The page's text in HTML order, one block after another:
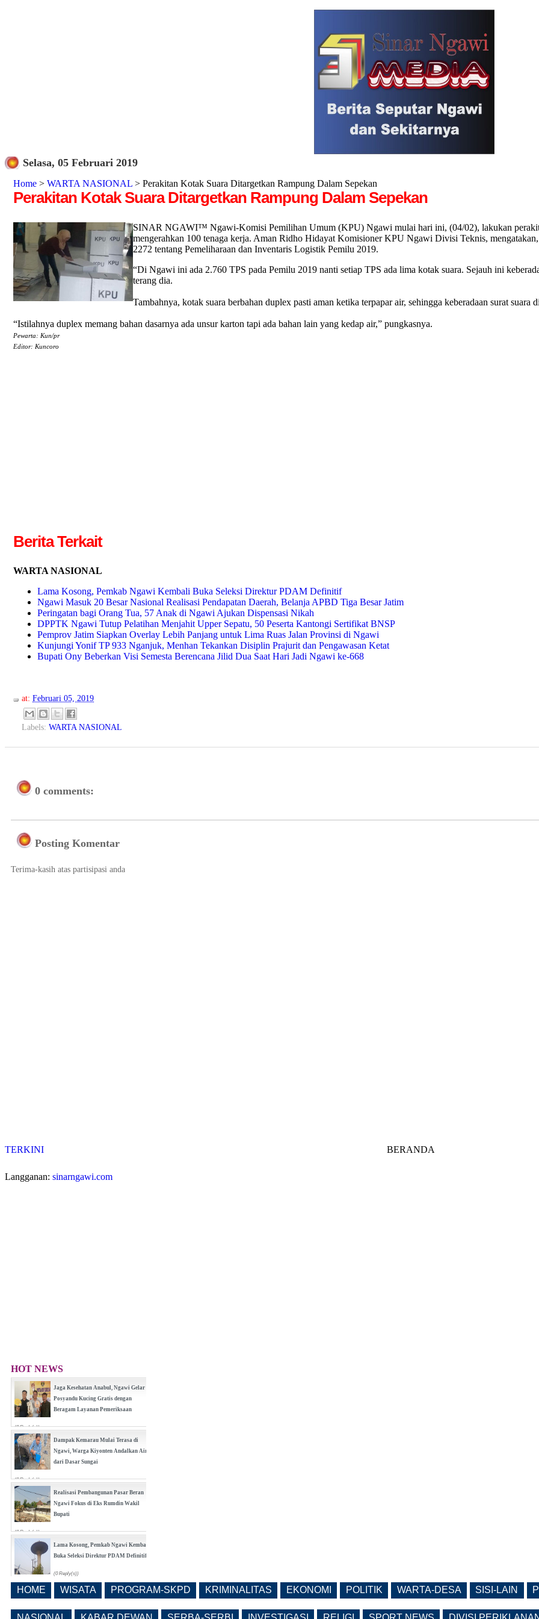
Selasa, 05 Februari 2019
Home > WARTA NASIONAL > Perakitan Kotak Suara Ditargetkan Rampung Dalam Sepekan
Perakitan Kotak Suara Ditargetkan Rampung Dalam Sepekan
SINAR NGAWI™ Ngawi-Komisi Pemilihan Umum (KPU) Ngawi mulai hari ini, (04/02), lakukan
mengerahkan 100 tenaga kerja. Aman Ridho Hidayat Komisioner KPU Ngawi Divisi Teknis,
2272 tentang Pemeliharaan dan Inventaris Logistik Pemilu 2019.
“Di Ngawi ini ada 2.760 TPS pada Pemilu 2019 nanti setiap TPS ada lima kotak suara. Sejauh ini
terang dia.
Tambahnya, kotak suara berbahan duplex pasti aman ketika terpapar air, sehingga keberadaan surat suara
“Istilahnya duplex memang bahan dasarnya ada unsur karton tapi ada bahan lain yang kedap air,” pungkasnya.
Pewarta: Kun/pr
Editor: Kuncoro
Berita Terkait
WARTA NASIONAL
Lama Kosong, Pemkab Ngawi Kembali Buka Seleksi Direktur PDAM Definitif
Ngawi Masuk 20 Besar Nasional Realisasi Pendapatan Daerah, Belanja APBD Tiga Besar Jatim
Peringatan bagi Orang Tua, 57 Anak di Ngawi Ajukan Dispensasi Nikah
DPPTK Ngawi Tutup Pelatihan Menjahit Upper Sepatu, 50 Peserta Kantongi Sertifikat BNSP
Pemprov Jatim Siapkan Overlay Lebih Panjang untuk Lima Ruas Jalan Provinsi di Ngawi
Kunjungi Yonif TP 933 Nganjuk, Menhan Tekankan Disiplin Prajurit dan Pengawasan Ketat
Bupati Ony Beberkan Visi Semesta Berencana Jilid Dua Saat Hari Jadi Ngawi ke-668
at: Februari 05, 2019
Labels: WARTA NASIONAL
0 comments:
Posting Komentar
Terima-kasih atas partisipasi anda
TERKINI BERANDA
Langganan: sinarngawi.com
HOT NEWS
Jaga Kesehatan Anabul, Ngawi Gelar
Posyandu Kucing Gratis dengan
Beragam Layanan Pemeriksaan
(0 Reply(s))
Dampak Kemarau Mulai Terasa di
Ngawi, Warga Kiyonten Andalkan Air
dari Dasar Sungai
(0 Reply(s))
Realisasi Pembangunan Pasar Beran
Ngawi Fokus di Eks Rumdin Wakil
Bupati
(0 Reply(s))
Lama Kosong, Pemkab Ngawi Kembali
Buka Seleksi Direktur PDAM Definitif
(0 Reply(s))
HOME WISATA PROGRAM-SKPD KRIMINALITAS EKONOMI POLITIK WARTA-DESA SISI-LAIN